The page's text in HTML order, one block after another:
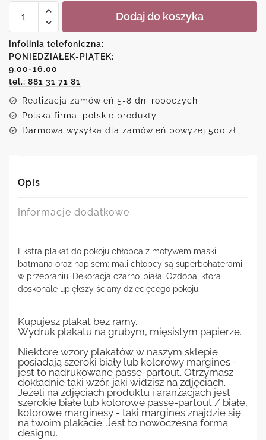
ilość
Plakat
chłopcy
są
superbohaterami
w
Dodaj do koszyka
Infolinia telefoniczna:
PONIEDZIAŁEK-PIĄTEK:
9.00-16.00
tel.: 881 31 71 81
Realizacja zamówień 5-8 dni roboczych
Polska firma, polskie produkty
Darmowa wysyłka dla zamówień powyżej 500 zł
Opis
Informacje dodatkowe
Ekstra plakat do pokoju chłopca z motywem maski
batmana oraz napisem: mali chłopcy są superbohaterami
w przebraniu. Dekoracja czarno-biała. Ozdoba, która
doskonale upiększy ściany dziecięcego pokoju.
Kupujesz plakat bez ramy.
Wydruk plakatu na grubym, mięsistym papierze.
Niektóre wzory plakatów w naszym sklepie
posiadają szeroki biały lub kolorowy margines -
jest to nadrukowane passe-partout. Otrzymasz
dokładnie taki wzór, jaki widzisz na zdjęciach.
Jeżeli na zdjęciach produktu i aranżacjach jest
szerokie białe lub kolorowe passe-partout / białe,
kolorowe marginesy - taki margines znajdzie się
na twoim plakacie. Jest to nowoczesna forma
designu.